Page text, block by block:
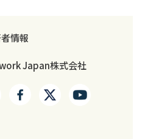
情報
Japan株式会社